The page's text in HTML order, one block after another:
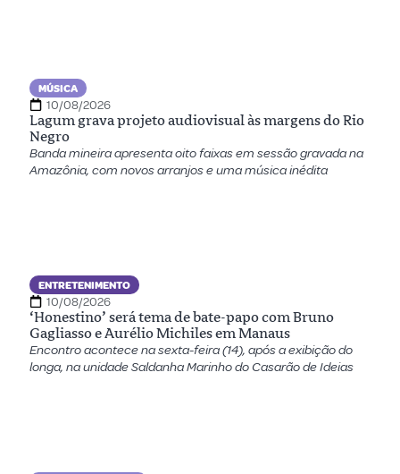
MÚSICA
10/08/2026
Lagum grava projeto audiovisual às margens do Rio
Negro
Banda mineira apresenta oito faixas em sessão gravada na
Amazônia, com novos arranjos e uma música inédita
ENTRETENIMENTO
10/08/2026
‘Honestino’ será tema de bate-papo com Bruno
Gagliasso e Aurélio Michiles em Manaus
Encontro acontece na sexta-feira (14), após a exibição do
longa, na unidade Saldanha Marinho do Casarão de Ideias